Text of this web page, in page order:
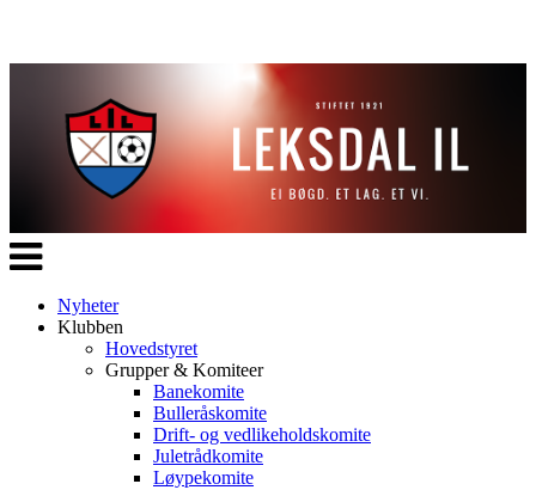
Veksle
navigasjon
Nyheter
Klubben
Hovedstyret
Grupper & Komiteer
Banekomite
Bulleråskomite
Drift- og vedlikeholdskomite
Juletrådkomite
Løypekomite